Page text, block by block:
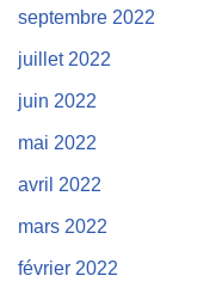
septembre 2022
juillet 2022
juin 2022
mai 2022
avril 2022
mars 2022
février 2022